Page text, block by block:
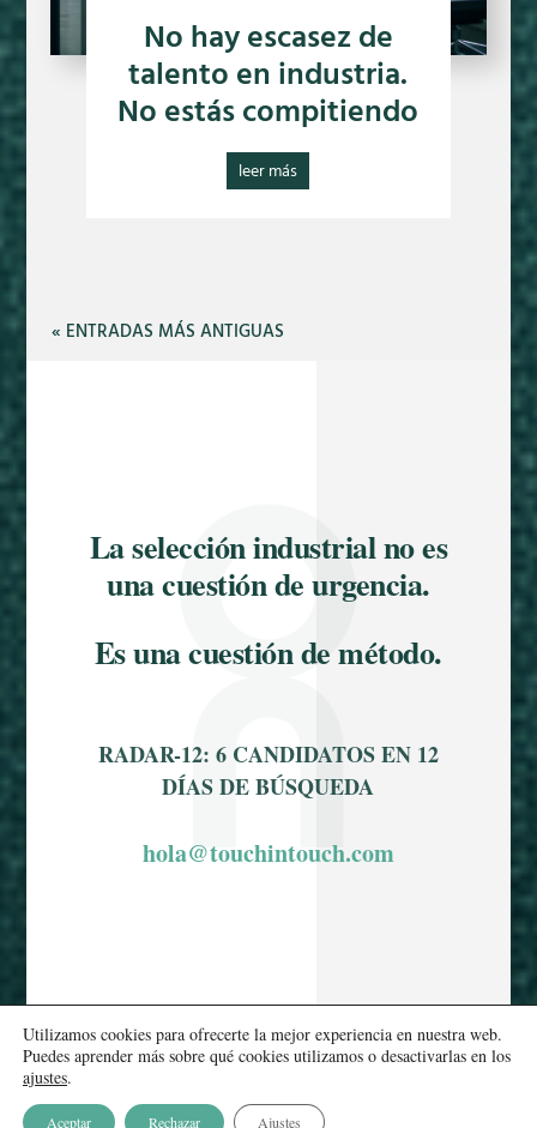
No hay escasez de
talento en industria.
No estás compitiendo
leer más
« ENTRADAS MÁS ANTIGUAS
La selección industrial no es
una cuestión de urgencia.
Es una cuestión de método.
RADAR-12: 6 CANDIDATOS EN 12
DÍAS DE BÚSQUEDA
hola@touchintouch.com
Utilizamos cookies para ofrecerte la mejor experiencia en nuestra web.
Puedes aprender más sobre qué cookies utilizamos o desactivarlas en los
ajustes.
Aceptar Rechazar Ajustes